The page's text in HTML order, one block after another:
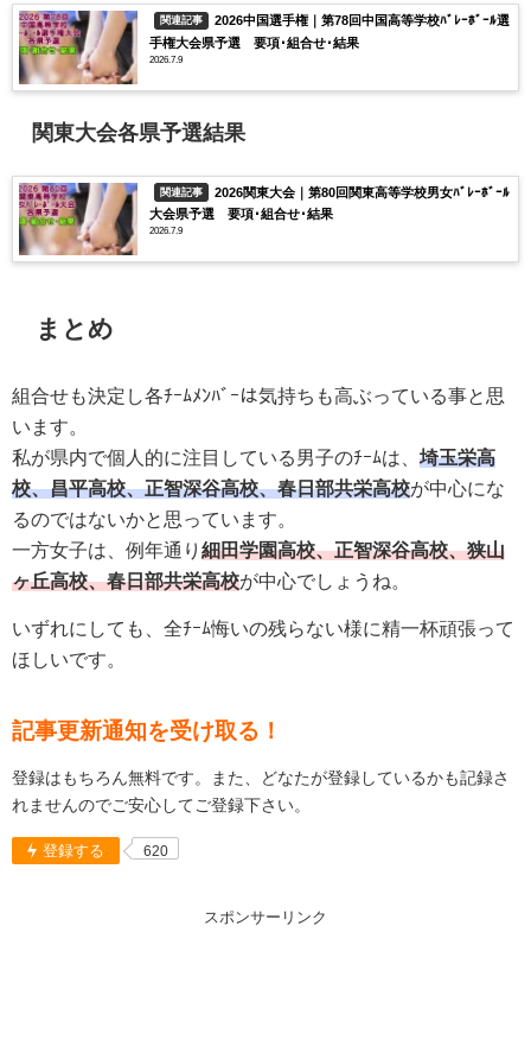
関連記事
2026中国選手権｜第78回中国高等学校ﾊﾞﾚｰﾎﾞｰﾙ選
手権大会県予選 要項･組合せ･結果
2026.7.9
関東大会各県予選結果
関連記事
2026関東大会｜第80回関東高等学校男女ﾊﾞﾚｰﾎﾞｰﾙ
大会県予選 要項･組合せ･結果
2026.7.9
まとめ
組合せも決定し各ﾁｰﾑﾒﾝﾊﾞｰは気持ちも高ぶっている事と思
います。
私が県内で個人的に注目している男子のﾁｰﾑは、 埼玉栄高
校、昌平高校、正智深谷高校、春日部共栄高校が中心にな
るのではないかと思っています。
一方女子は、例年通り 細田学園高校、正智深谷高校、狭山
ヶ丘高校、春日部共栄高校が中心でしょうね。
いずれにしても、全ﾁｰﾑ悔いの残らない様に精一杯頑張って
ほしいです。
記事更新通知を受け取る！
登録はもちろん無料です。また、どなたが登録しているかも記録さ
れませんのでご安心してご登録下さい。
登録する 620
スポンサーリンク